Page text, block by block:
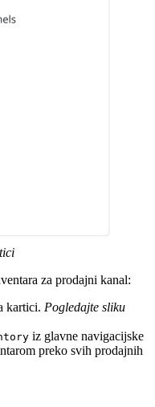
za prodajni kanal:
kartici. Pogledajte sliku
iz glavne navigacijske
preko svih prodajnih